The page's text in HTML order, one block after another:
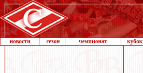
новости сезон чемпионат кубок